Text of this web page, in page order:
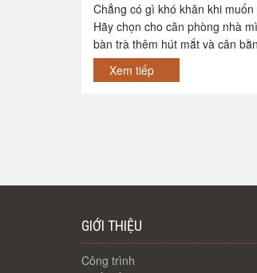
Chẳng có gì khó khăn khi
Hãy chọn cho căn phòng nhà
bàn trà thêm hút mắt và cân
Xem tiếp
GIỚI THIỆU
Công trình